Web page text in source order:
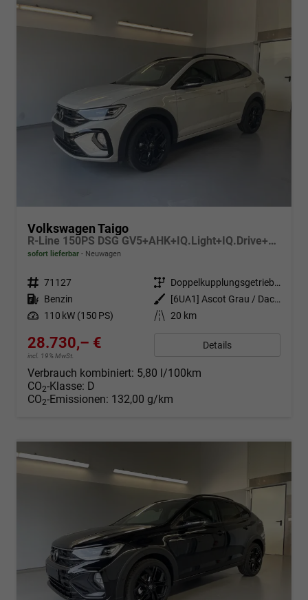
Volkswagen Taigo
R-Line 150PS DSG GV5+AHK+IQ.Light+IQ.Drive+ACC+Kamera+Black+Kessy+Sitzheiz
sofort lieferbar Neuwagen
Fahrzeugnr. 71127 Getriebe
Doppelkupplungsgetriebe (DSG)
Kraftstoff Benzin Außenfarbe
[6UA1] Ascot Grau / Dach Schwarz
Leistung 110 kW (150 PS) Kilometerstand 20 km
28.730,– €
incl. 19% MwSt.
Details
Verbrauch kombiniert: 5,80 l/100km
CO2-Klasse: D
CO2-Emissionen: 132,00 g/km